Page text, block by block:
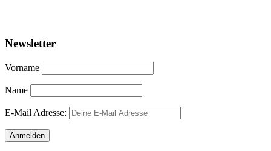
Newsletter
Vorname
Name
E-Mail Adresse: